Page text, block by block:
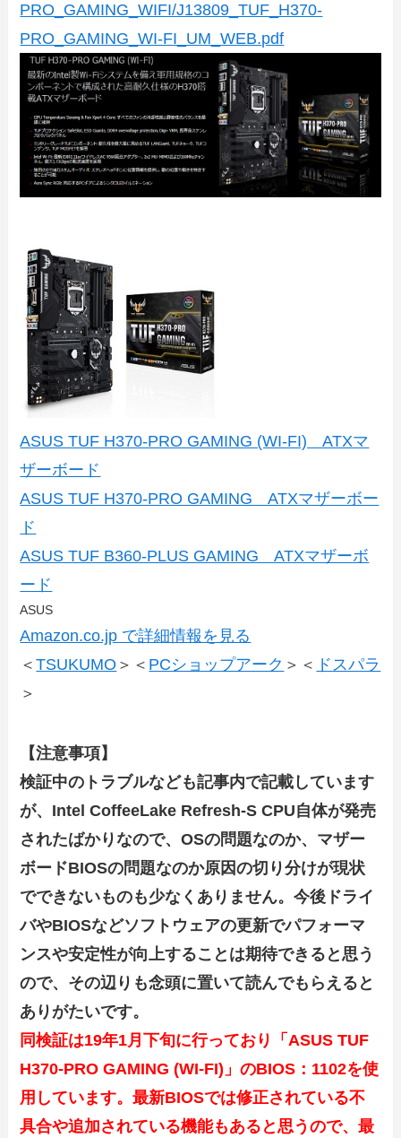
PRO_GAMING_WIFI/J13809_TUF_H370-
PRO_GAMING_WI-FI_UM_WEB.pdf
ASUS TUF H370-PRO GAMING (WI-FI) ATXマ
ザーボード
ASUS TUF H370-PRO GAMING ATXマザーボー
ド
ASUS TUF B360-PLUS GAMING ATXマザーボ
ード
ASUS
Amazon.co.jp で詳細情報を見る
＜TSUKUMO ＞＜ PCショップアーク ＞＜ ドスパラ
＞
【注意事項】
検証中のトラブルなども記事内で記載しています
が、Intel CoffeeLake Refresh-S CPU自体が発売
されたばかりなので、OSの問題なのか、マザー
ボードBIOSの問題なのか原因の切り分けが現状
でできないものも少なくありません。今後ドライ
バやBIOSなどソフトウェアの更新でパフォーマ
ンスや安定性が向上することは期待できると思う
ので、その辺りも念頭に置いて読んでもらえると
ありがたいです。
同検証は19年1月下旬に行っており「ASUS TUF
H370-PRO GAMING (WI-FI)」のBIOS：1102を使
用しています。最新BIOSでは修正されている不
具合や追加されている機能もあると思うので、最